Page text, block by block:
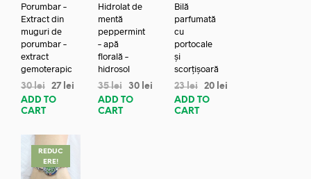
Porumbar –
Extract din
muguri de
porumbar –
extract
gemoterapic
30lei 27 lei
ADD TO
CART
Hidrolat de
mentă
peppermint
– apă
florală –
hidrosol
35lei 30 lei
ADD TO
CART
Bilă
parfumată
cu
portocale
și
scorțișoară
23lei 20 lei
ADD TO
CART
REDUC
ERE!